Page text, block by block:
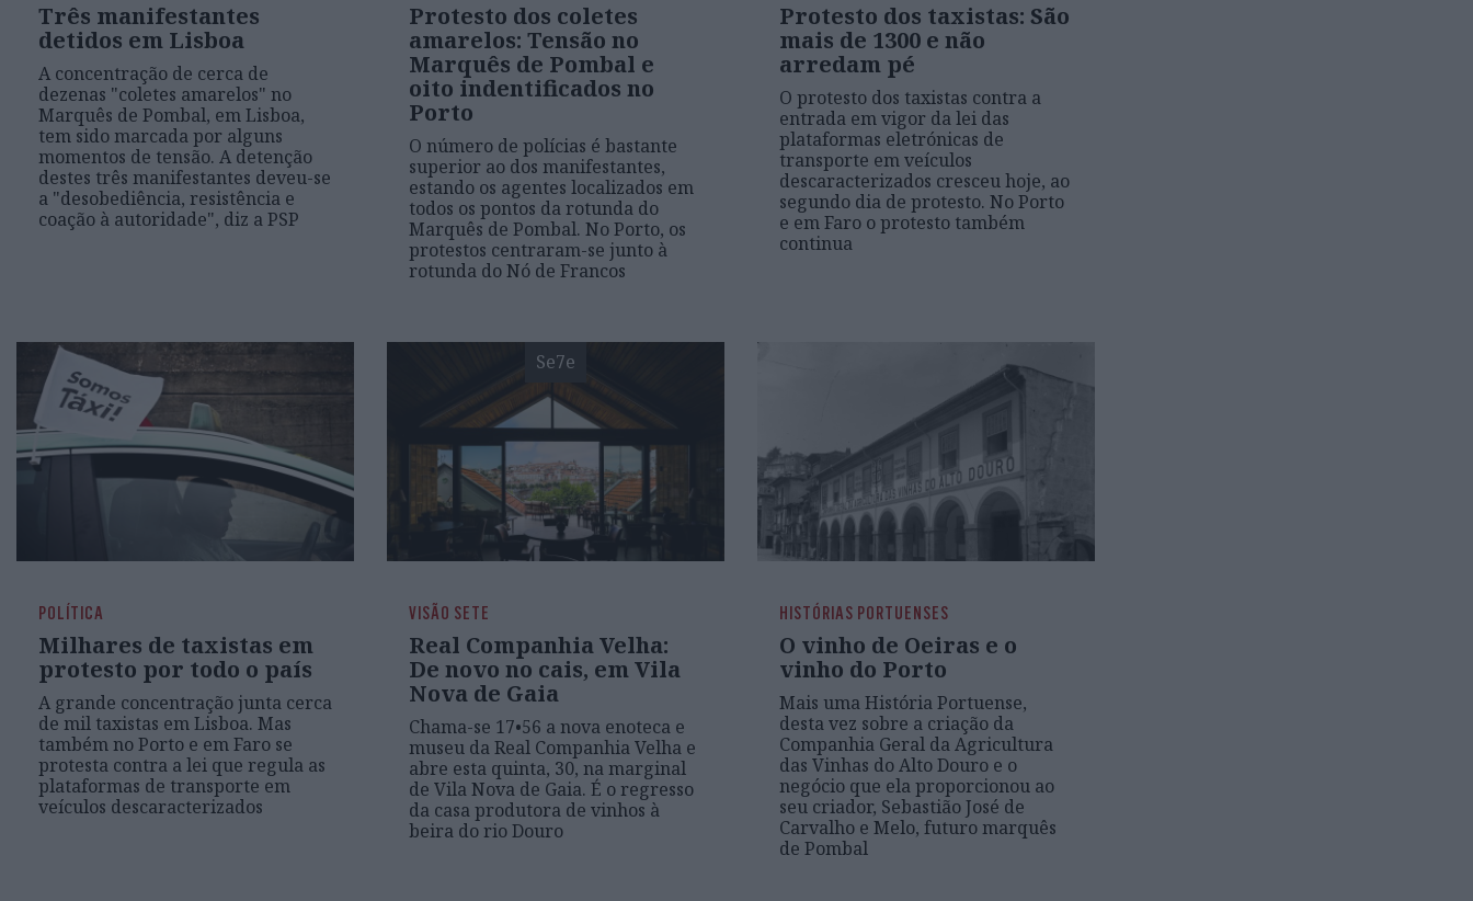
Três manifestantes
detidos em Lisboa
A concentração de cerca de
dezenas "coletes amarelos" no
Marquês de Pombal, em Lisboa,
tem sido marcada por alguns
momentos de tensão. A detenção
destes três manifestantes deveu-se
a "desobediência, resistência e
coação à autoridade", diz a PSP
Protesto dos coletes
amarelos: Tensão no
Marquês de Pombal e
oito indentificados no
Porto
O número de polícias é bastante
superior ao dos manifestantes,
estando os agentes localizados em
todos os pontos da rotunda do
Marquês de Pombal. No Porto, os
protestos centraram-se junto à
rotunda do Nó de Francos
Protesto dos taxistas: São
mais de 1300 e não
arredam pé
O protesto dos taxistas contra a
entrada em vigor da lei das
plataformas eletrónicas de
transporte em veículos
descaracterizados cresceu hoje, ao
segundo dia de protesto. No Porto
e em Faro o protesto também
continua
POLÍTICA
Milhares de taxistas em
protesto por todo o país
A grande concentração junta cerca
de mil taxistas em Lisboa. Mas
também no Porto e em Faro se
protesta contra a lei que regula as
plataformas de transporte em
veículos descaracterizados
Se7e
VISÃO SETE
Real Companhia Velha:
De novo no cais, em Vila
Nova de Gaia
Chama-se 17•56 a nova enoteca e
museu da Real Companhia Velha e
abre esta quinta, 30, na marginal
de Vila Nova de Gaia. É o regresso
da casa produtora de vinhos à
beira do rio Douro
HISTÓRIAS PORTUENSES
O vinho de Oeiras e o
vinho do Porto
Mais uma História Portuense,
desta vez sobre a criação da
Companhia Geral da Agricultura
das Vinhas do Alto Douro e o
negócio que ela proporcionou ao
seu criador, Sebastião José de
Carvalho e Melo, futuro marquês
de Pombal